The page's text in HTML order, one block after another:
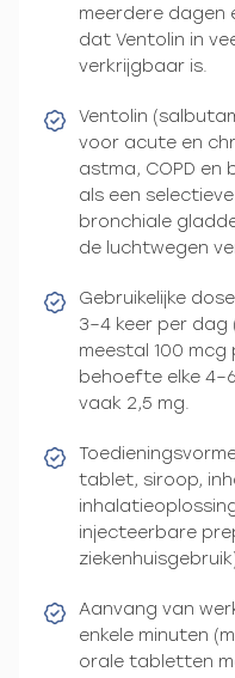
meerdere dagen
dat Ventolin in
verkrijgbaar is.
Ventolin
voor acute en
astma, COPD
als een
bronchiale
de luchtwegen
Gebruikelijke
3–4 keer per dag
meestal 100
behoefte elke
vaak 2,5 mg.
tablet, siroop,
injecteerbare
Aanvang van
enkele minuten
orale tabletten